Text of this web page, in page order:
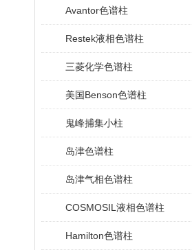
Avantor色谱柱
Restek液相色谱柱
三菱化学色谱柱
美国Benson色谱柱
鬼峰捕集小柱
岛津色谱柱
岛津气相色谱柱
COSMOSIL液相色谱柱
Hamilton色谱柱